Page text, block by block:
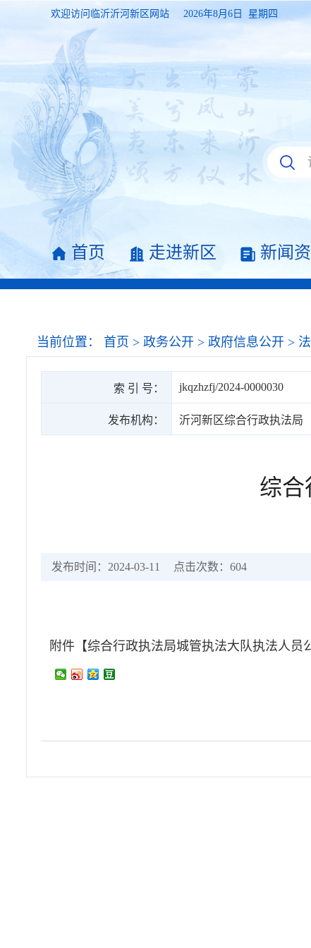
欢迎访问临沂沂河新区网站 2026年8月6日 星期四
首页 走进新区 新闻
当前位置： 首页 > 政务公开 > 政府信息公开 >
索 引 号： jkqzhzfj/2024-0000030
发布机构： 沂河新区综合行政执法局
综合
发布时间：2024-03-11 点击次数： 604
附件【综合行政执法局城管执法大队执法人员